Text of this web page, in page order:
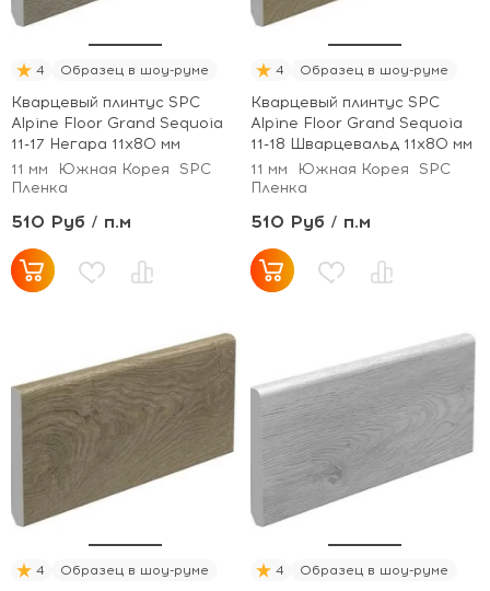
4 Образец в шоу-руме
Кварцевый плинтус SPC
Alpine Floor Grand Sequoia
11-17 Негара 11х80 мм
11 мм
Южная Корея
SPC
Пленка
510 Руб / п.м
4 Образец в шоу-руме
Кварцевый плинтус SPC
Alpine Floor Grand Sequoia
11-18 Шварцевальд 11х80 мм
11 мм
Южная Корея
SPC
Пленка
510 Руб / п.м
4 Образец в шоу-руме 4 Образец в шоу-руме